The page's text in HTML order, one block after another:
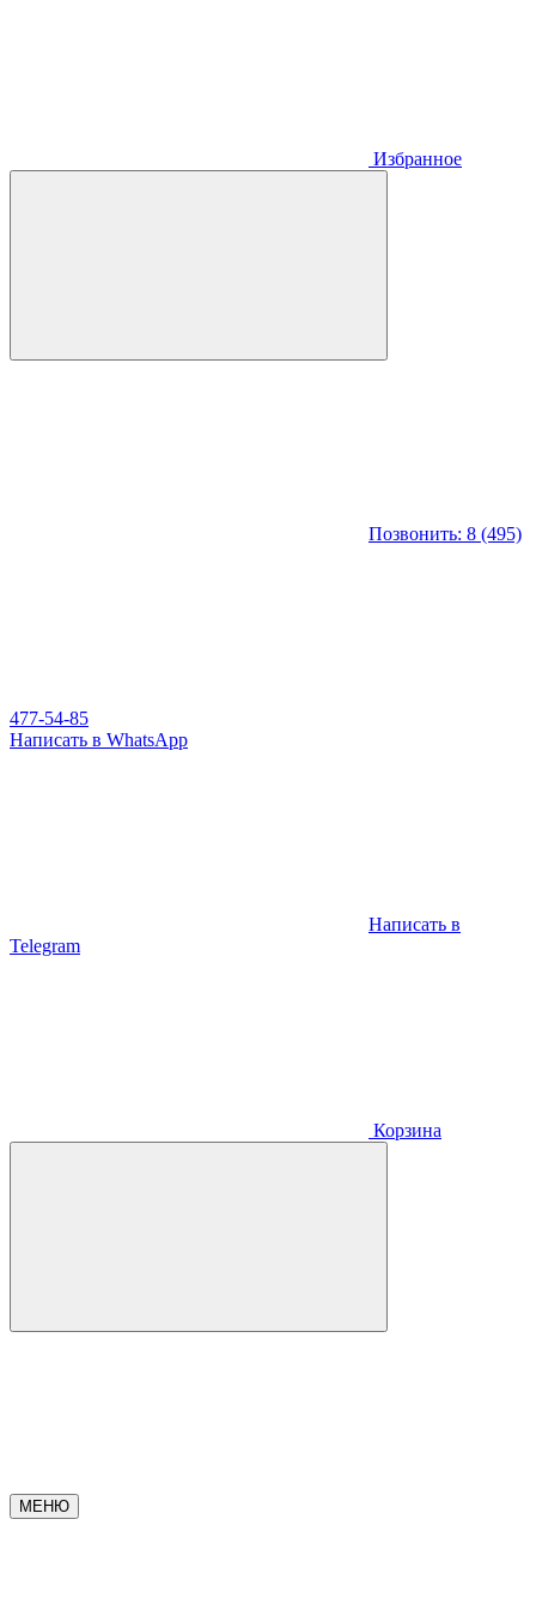
Избранное
Позвонить: 8 (495)
477-54-85
Написать в WhatsApp
Написать в
Telegram
Корзина
МЕНЮ